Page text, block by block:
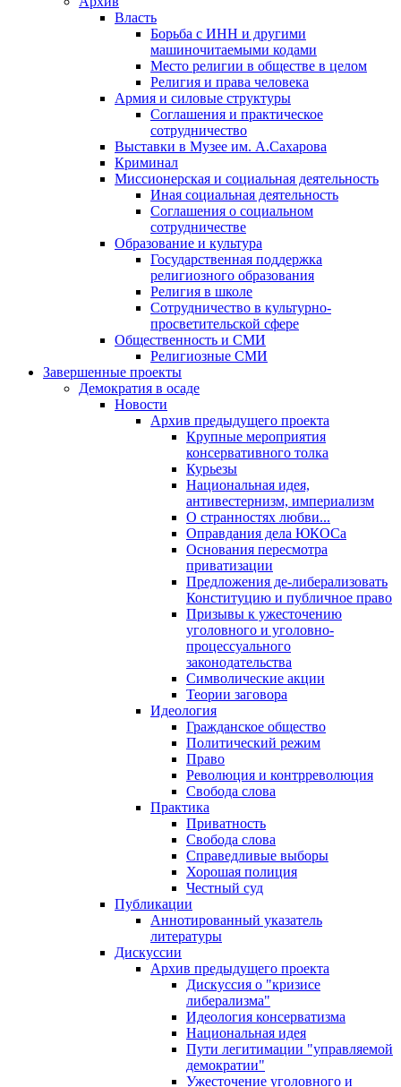
Власть
Борьба с ИНН и другими
машиночитаемыми кодами
Место религии в обществе в целом
Религия и права человека
Армия и силовые структуры
Соглашения и практическое
сотрудничество
Выставки в Музее им. А.Сахарова
Криминал
Миссионерская и социальная деятельность
Иная социальная деятельность
Соглашения о социальном
сотрудничестве
Образование и культура
Государственная поддержка
религиозного образования
Религия в школе
Сотрудничество в культурно-
просветительской сфере
Общественность и СМИ
Религиозные СМИ
Завершенные проекты
Демократия в осаде
Новости
Архив предыдущего проекта
Крупные мероприятия
консервативного толка
Курьезы
Национальная идея,
антивестернизм, империализм
О странностях любви...
Оправдания дела ЮКОСа
Основания пересмотра
приватизации
Предложения де-либерализовать
Конституцию и публичное право
Призывы к ужесточению
уголовного и уголовно-
процессуального
законодательства
Символические акции
Теории заговора
Идеология
Гражданское общество
Политический режим
Право
Революция и контрреволюция
Свобода слова
Практика
Приватность
Свобода слова
Справедливые выборы
Хорошая полиция
Честный суд
Публикации
Аннотированный указатель
литературы
Дискуссии
Архив предыдущего проекта
Дискуссия о "кризисе
либерализма"
Идеология консерватизма
Национальная идея
Пути легитимации "управляемой
демократии"
Ужесточение уголовного и